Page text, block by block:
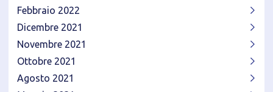
Febbraio 2022
Dicembre 2021
Novembre 2021
Ottobre 2021
Agosto 2021